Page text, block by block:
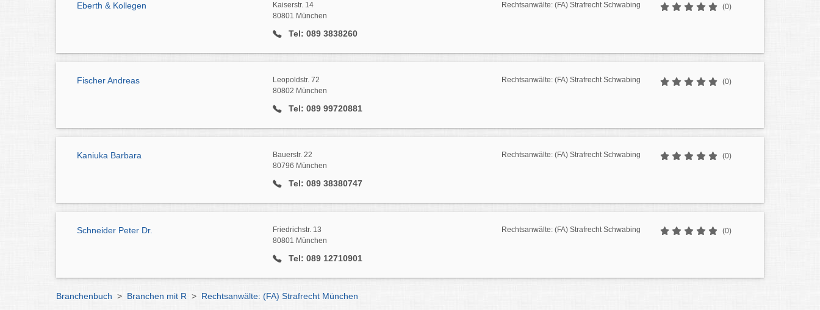
Eberth & Kollegen
Kaiserstr. 14
80801 München
Tel: 089 3838260
Rechtsanwälte: (FA) Strafrecht Schwabing (0)
Fischer Andreas
Leopoldstr. 72
80802 München
Tel: 089 99720881
Rechtsanwälte: (FA) Strafrecht Schwabing (0)
Kaniuka Barbara
Bauerstr. 22
80796 München
Tel: 089 38380747
Rechtsanwälte: (FA) Strafrecht Schwabing (0)
Schneider Peter Dr.
Friedrichstr. 13
80801 München
Tel: 089 12710901
Rechtsanwälte: (FA) Strafrecht Schwabing (0)
Branchenbuch > Branchen mit R > Rechtsanwälte: (FA) Strafrecht München